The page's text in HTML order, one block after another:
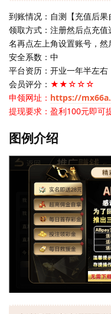
到账情况：自测【充值后果
领取方式：注册然后点充
名再点左上角设置账号，
安全系数：中
平台资历：开业一年半左右
会员评分： ★★☆☆☆
申领网址： https://
提现要求：盈利100元即可
图例介绍